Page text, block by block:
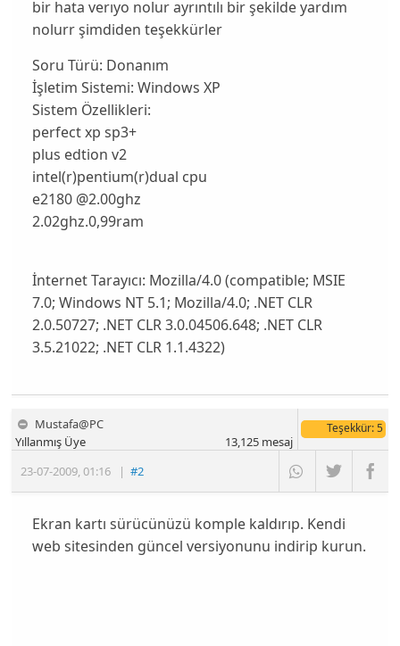
bir hata verıyo nolur ayrıntılı bir şekilde yardım
nolurr şimdiden teşekkürler
Soru Türü: Donanım
İşletim Sistemi: Windows XP
Sistem Özellikleri:
perfect xp sp3+
plus edtion v2
intel(r)pentium(r)dual cpu
e2180 @2.00ghz
2.02ghz.0,99ram
İnternet Tarayıcı: Mozilla/4.0 (compatible; MSIE
7.0; Windows NT 5.1; Mozilla/4.0; .NET CLR
2.0.50727; .NET CLR 3.0.04506.648; .NET CLR
3.5.21022; .NET CLR 1.1.4322)
Mustafa@PC
23-07-2009,01:16 |#2
Yıllanmış Üye
Teşekkür: 5
13,125mesaj
Ekran kartı sürücünüzü komple kaldırıp. Kendi
web sitesinden güncel versiyonunu indirip kurun.